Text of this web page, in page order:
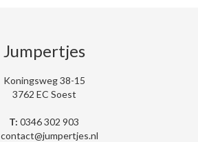
Jumpertjes
Koningsweg 38-15
3762 EC Soest
T: 0346 302 903
contact@jumpertjes.nl